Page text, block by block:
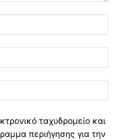
ταχυδρομείο και
περιήγησης για την